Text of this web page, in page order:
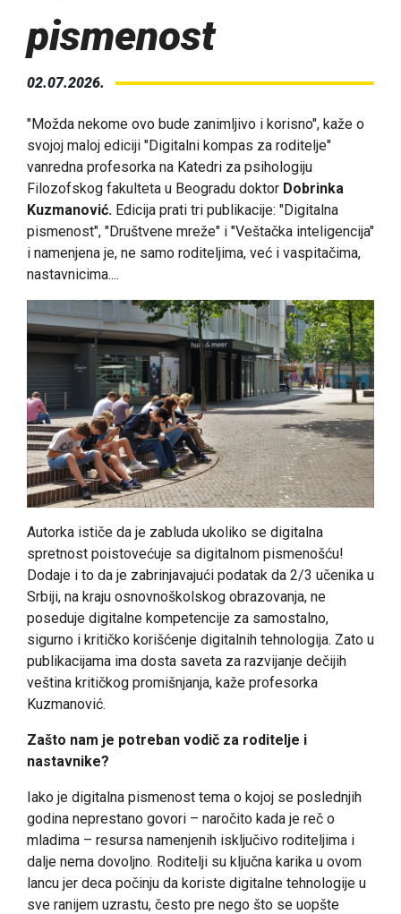
pismenost
02.07.2026.
"Možda nekome ovo bude zanimljivo i korisno", kaže o
svojoj maloj ediciji "Digitalni kompas za roditelje"
vanredna profesorka na Katedri za psihologiju
Filozofskog fakulteta u Beogradu doktor Dobrinka
Kuzmanović. Edicija prati tri publikacije: "Digitalna
pismenost", "Društvene mreže" i "Veštačka inteligencija"
i namenjena je, ne samo roditeljima, već i vaspitačima,
nastavnicima....
Autorka ističe da je zabluda ukoliko se digitalna
spretnost poistovećuje sa digitalnom pismenošću!
Dodaje i to da je zabrinjavajući podatak da 2/3 učenika u
Srbiji, na kraju osnovnoškolskog obrazovanja, ne
poseduje digitalne kompetencije za samostalno,
sigurno i kritičko korišćenje digitalnih tehnologija. Zato u
publikacijama ima dosta saveta za razvijanje dečijih
veština kritičkog promišnjanja, kaže profesorka
Kuzmanović.
Zašto nam je potreban vodič za roditelje i
nastavnike?
Iako je digitalna pismenost tema o kojoj se poslednjih
godina neprestano govori – naročito kada je reč o
mladima – resursa namenjenih isključivo roditeljima i
dalje nema dovoljno. Roditelji su ključna karika u ovom
lancu jer deca počinju da koriste digitalne tehnologije u
sve ranijem uzrastu, često pre nego što se uopšte